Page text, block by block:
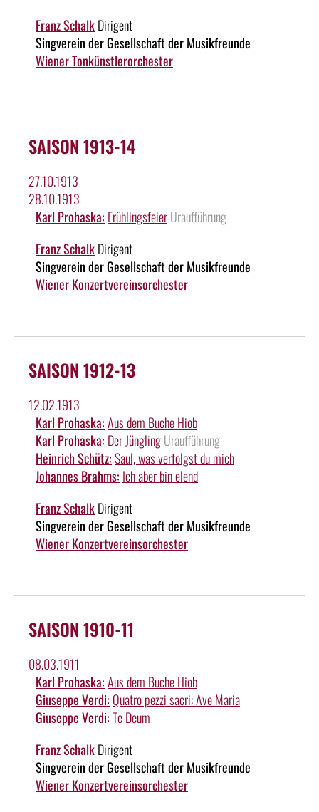
Franz SchalkDirigent
Singverein der Gesellschaft der Musikfreunde
Wiener Tonkünstlerorchester
SAISON 1913-14
27.10.1913
28.10.1913
Karl Prohaska: FrühlingsfeierUraufführung
Franz SchalkDirigent
Singverein der Gesellschaft der Musikfreunde
Wiener Konzertvereinsorchester
SAISON 1912-13
12.02.1913
Karl Prohaska:Aus dem Buche Hiob
Karl Prohaska: Der JünglingUraufführung
Heinrich Schütz:Saul, was verfolgst du mich
Johannes Brahms: Ich aber bin elend
Franz SchalkDirigent
Singverein der Gesellschaft der Musikfreunde
Wiener Konzertvereinsorchester
SAISON 1910-11
08.03.1911
Karl Prohaska:Aus dem Buche Hiob
Giuseppe Verdi: Quatro pezzi sacri: Ave Maria
Giuseppe Verdi:Te Deum
Franz SchalkDirigent
Singverein der Gesellschaft der Musikfreunde
Wiener Konzertvereinsorchester